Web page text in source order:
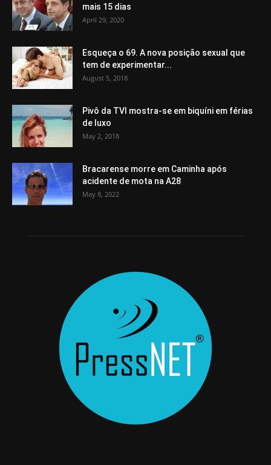
mais 15 dias
April 29, 2020
Esqueça o 69. A nova posição sexual que
tem de experimentar...
August 5, 2018
Pivô da TVI mostra-se em biquíni em férias
de luxo
May 2, 2018
Bracarense morre em Caminha após
acidente de mota na A28
May 8, 2022